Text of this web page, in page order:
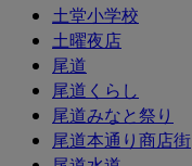
土堂小学校
土曜夜店
尾道
尾道くらし
尾道みなと祭り
尾道本通り商店街